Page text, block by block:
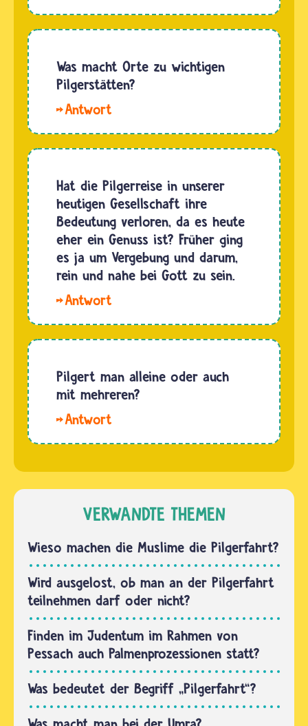
Wenn
von
Wallfahrten
sprechen,
meinen
sie oft
das
und
umgekehrt.
Ganz
deutlich
kann
man…
Was macht Orte zu wichtigen
Pilgerstätten?
manchen
kam ein
Glaube in
die Welt,
an
anderen
trugen
außergewöhnliche
Dinge…
Hat die Pilgerreise in unserer
heutigen Gesellschaft ihre
Bedeutung verloren, da es heute
eher ein Genuss ist? Früher ging
es ja um Vergebung und darum,
rein und nahe bei Gott zu sein.
Pilgern
an
Bedeutung
In den
letzten
immer
Menschen,
Christinnen…
Pilgert man alleine oder auch
mit mehreren?
Menschen
gehen
lieber
eine
Pilgerreise,
weil sie
ganz bei
sich und
Gott sein
wollen
und…
VERWANDTE THEMEN
Wieso machen die Muslime die Pilgerfahrt?
Wird ausgelost, ob man an der Pilgerfahrt
teilnehmen darf oder nicht?
Finden im Judentum im Rahmen von
Pessach auch Palmenprozessionen statt?
Was bedeutet der Begriff „Pilgerfahrt“?